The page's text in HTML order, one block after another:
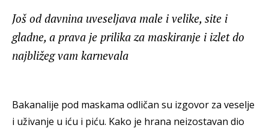
Još od davnina uveseljava male i velike, site i
gladne, a prava je prilika za maskiranje i izlet do
najbližeg vam karnevala
Bakanalije pod maskama odličan su izgovor za veselje
i uživanje u iću i piću. Kako je hrana neizostavan dio